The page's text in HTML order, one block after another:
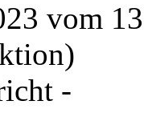
vom
-